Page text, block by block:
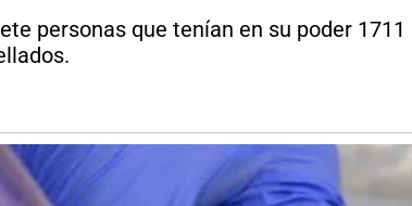
personas que tenían en su poder